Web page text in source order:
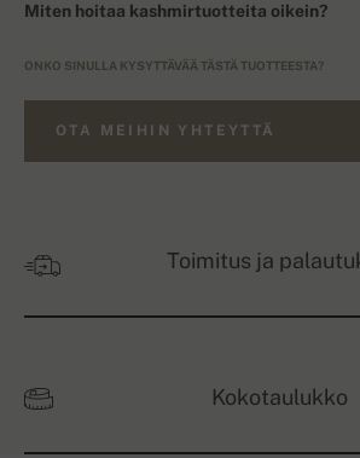
Miten hoitaa kashmirtuotteita oikein?
ONKO SINULLA KYSYTTÄVÄÄ TÄSTÄ TUOTTEESTA?
OTA MEIHIN YHTEYTTÄ
Toimitus ja
Kokotaulukko